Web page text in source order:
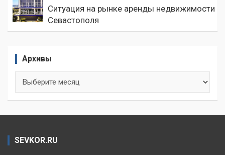
Ситуация на рынке аренды недвижимости
Севастополя
Архивы
SEVKOR.RU